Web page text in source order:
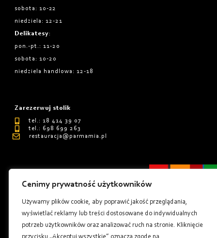
Cenimy prywatność użytkowników
Używamy plików cookie, aby poprawić jakość przeglądania,
wyświetlać reklamy lub treści dostosowane do indywidualnych
potrzeb użytkowników oraz analizować ruch na stronie. Kliknięcie
sobota: 10-22
niedziela: 12-21
Delikatesy:
pon.-pt.: 11-20
sobota: 10-20
niedziela handlowa: 12-18
Zarezerwuj stolik
tel.: 18 414 39 07
tel.: 698 699 263
restauracja@parmamia.pl
Regulamin
Tworzenie stron internetowych - Millenium Studio